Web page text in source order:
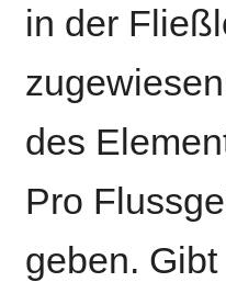
in der
des
Pro
geben.